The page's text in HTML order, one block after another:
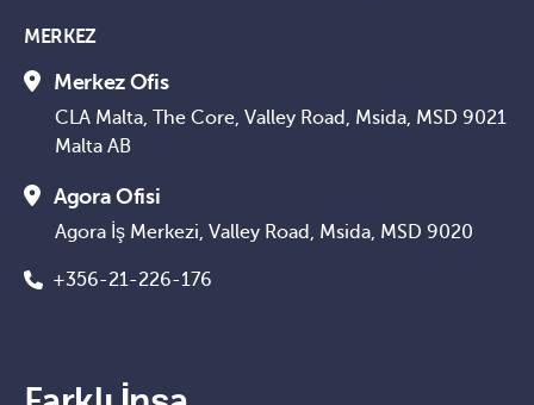
MERKEZ
Merkez Ofis
CLA Malta, The Core, Valley Road, Msida, MSD 9021
Malta AB
Agora Ofisi
Agora İş Merkezi, Valley Road, Msida, MSD 9020
+356-21-226-176